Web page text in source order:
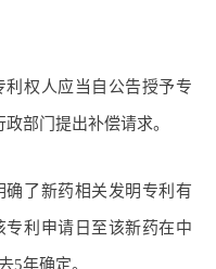
权人应当自公告授予专
部门提出补偿请求。
了新药相关发明专利有
利申请日至该新药在中
5年确定。